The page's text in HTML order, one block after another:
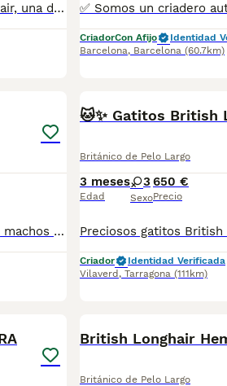
Descubre la elegancia incomparable de los British Longhair, una de las razas más deseadas por su imponente belleza, su manto sedoso y su carácter excepcionalmente equilibrado. Son gatos que no solo destacan por su apariencia, sino por su capacidad de convertirse en compañeros tranquilos, afectuosos y profundamente leales 🐈‍⬛ 😻 ¡Tenemos el cachorro perfecto para ti! Criado en un entorno responsable y con todo el cuidado que merece, nuestros cachorros cuentan con vacunas al día, desparasitaciones, microchip, y ofrecemos garantía sanitaria y genética. Además, te ofrecemos una revisión veterinaria gratuita para asegurar su bienestar. Somos un criadero profesional con núcleo zoológico T2500248, comprometidos con la salud y felicidad de nuestros cachorros. ¡No dudes en contactarnos para más información! 🐾🩵🤍
CriadorCon Afijo
Identidad
Barcelona, Barcelona (60.7km)
Teléfono 610676133. Preciosos gatitos British, color blue, machos y hembras, se entregan a partir de los dos meses de edad, están muy bien cuidados, en las mejores condiciones, criados en casa, revisados por nuestro veterinario, vacunados, desparasitados con cartilla veterinaria, microchip y garantía sanitaria por escrito vírica y congénita, se pueden ver sin compromiso. Mi número de teléfono 610676133 Núcleo Zoológico: T-2500116
🐱✨ Gatitos British
Británico de Pelo Largo
3 meses
Edad
3
Sexo
650 €
Precio
Criador
Identidad Verificada
Vilaverd , Tarragona (111km)
British Longhair
Británico de Pelo Largo